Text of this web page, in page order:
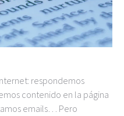
respondemos
contenido en la página
emails… Pero